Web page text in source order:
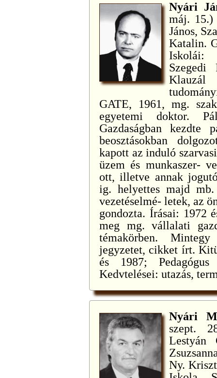
Nyári
máj.
János,
Katalin.
Iskolái:
Szegedi
Klauzál
GATE, 1961, mg.
egyetemi doktor.
Gazdaságban kezdte
beosztásokban
kapott az induló
üzem és munkaszer-
ott, illetve annak
ig. helyettes majd
vezetéselmé- letek, az
gondozta. Írásai: 1972
meg mg. vállalati
témakörben.
jegyzetet, cikket írt.
és 1987;
Kedvtelései: utazás,
Nyári
szept.
Lestyán
Ny.